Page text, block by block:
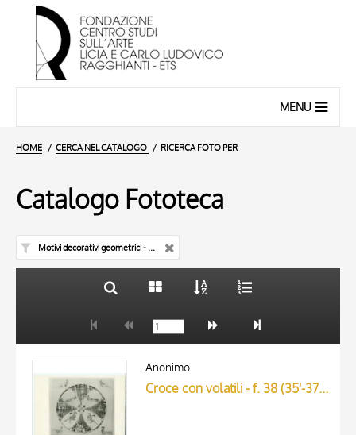
MENU
HOME CERCA NEL CATALOGO RICERCA FOTO PER
Catalogo Fototeca
Motivi decorativi geometrici - manoscritto
AUTORE
MATERIA E TECNICA
Anonimo
Croce con volatili - f. 38 (35'-37) - Cod. vat. greco 699